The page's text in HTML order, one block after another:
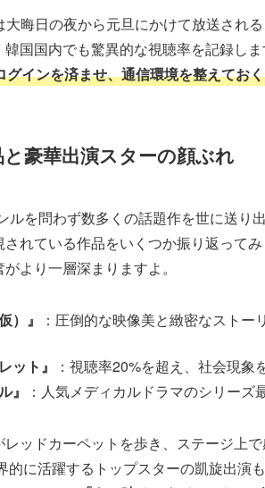
晦日の夜から元旦にかけて放送され
国国内でも驚異的な視聴率を記録しま
インを済ませ、通信環境を整えてお
豪華出演スターの顔ぶれ
ルを問わず数多くの話題作を世に送り
れている作品をいくつか振り返って
より一層深まりますよ。
）』
：圧倒的な映像美と緻密なスト
ット』
：視聴率20%を超え、社会現象
』
：人気メディカルドラマのシリーズ
ッドカーペットを歩き、ステージ上
的に活躍するトップスターの凱旋出演